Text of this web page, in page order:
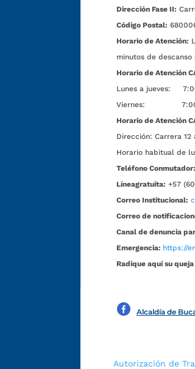
Dirección Fase II:
Código Postal:
Horario de Atención:
minutos de
Horario de Atención
Lunes a jueves:
Viernes: 7:00 a.m.
Horario de Atención
Dirección: Carrera 12
Horario habitual de
Teléfono Conmutador:
Líneagratuita: +57
Correo Institucional:
Correo de
Canal de denuncia
Emergencia: https://
Radique aquí su
Alcaldía de
Autorización de